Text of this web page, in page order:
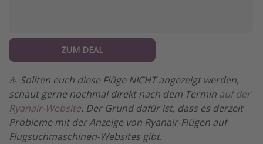
ZUM DEAL
⚠️ Sollten euch diese Flüge NICHT angezeigt werden,
schaut gerne nochmal direkt nach dem Termin auf der
Ryanair-Website. Der Grund dafür ist, dass es derzeit
Probleme mit der Anzeige von Ryanair-Flügen auf
Flugsuchmaschinen-Websites gibt.